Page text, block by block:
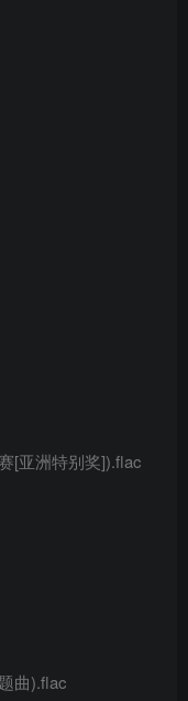
[亚洲特别奖]).flac
曲).flac